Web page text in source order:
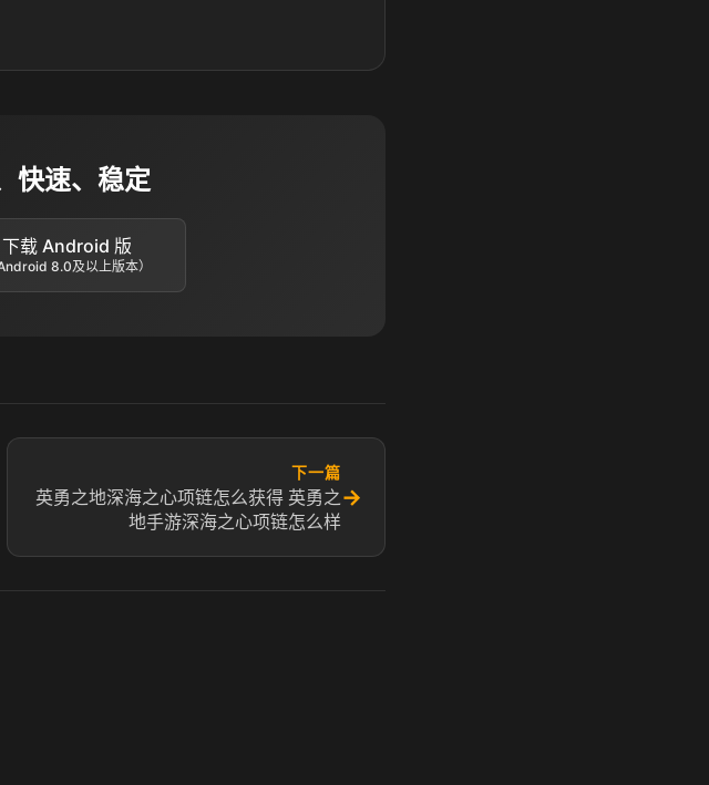
快速、稳定
下载 Android 版
Android 8.0及以上版本）
下一篇
英勇之地深海之心项链怎么获得 英勇之
地手游深海之心项链怎么样
→